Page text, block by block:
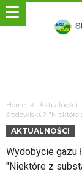
Home Aktualności
środowisku? "Niektóre
AKTUALNOŚCI
Wydobycie gazu
"Niektóre z